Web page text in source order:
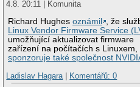
4.8. 20:11 | Komunita
Richard Hughesoznámil
, že
Linux Vendor Firmware Service
umožňující aktualizovat firmware
zařízení na počítačích s Linuxem,
sponzoruje také společnost
Ladislav Hagara | Komentářů: 0